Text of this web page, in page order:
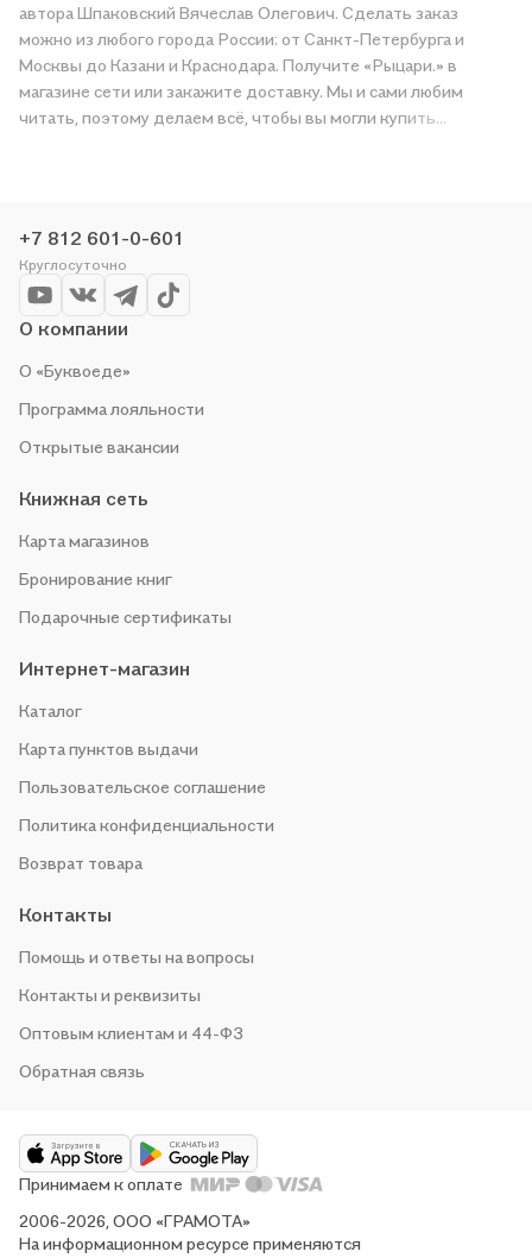
автора Шпаковский Вячеслав Олегович. Сделать заказ
можно из любого города России: от Санкт-Петербурга и
Москвы до Казани и Краснодара. Получите «Рыцари.» в
магазине сети или закажите доставку. Мы и сами любим
читать, поэтому делаем всё, чтобы вы могли купить
+7 812 601-0-601
Круглосуточно
О компании
О «Буквоеде»
Программа лояльности
Открытые вакансии
Книжная сеть
Карта магазинов
Бронирование книг
Подарочные сертификаты
Интернет-магазин
Каталог
Карта пунктов выдачи
Пользовательское соглашение
Политика конфиденциальности
Возврат товара
Контакты
Помощь и ответы на вопросы
Контакты и реквизиты
Оптовым клиентам и 44-ФЗ
Обратная связь
2006-2026, ООО «ГРАМОТА»
На информационном ресурсе применяются
Принимаем к оплате